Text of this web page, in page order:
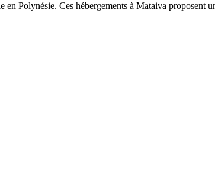
Polynésie. Ces hébergements à Mataiva proposent